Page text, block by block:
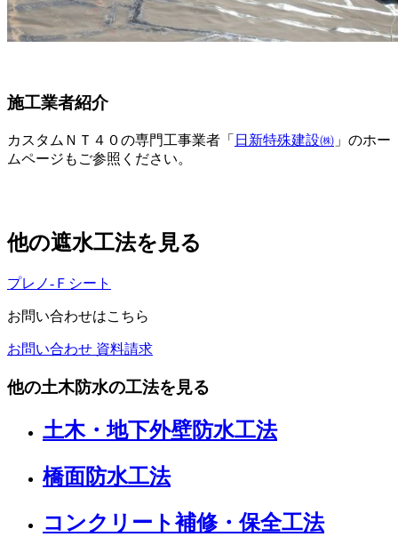
施工業者紹介
カスタムＮＴ４０の専門工事業者「 日新特殊建設㈱ 」のホー
ムページもご参照ください。
他の遮水工法を見る
プレノ-Ｆシート
お問い合わせはこちら
お問い合わせ 資料請求
他の土木防水の工法を見る
土木・地下外壁防水工法
橋面防水工法
コンクリート補修・保全工法